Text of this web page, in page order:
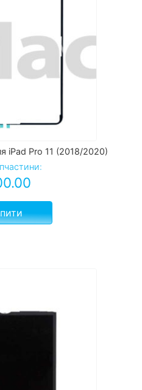
iPad Pro 11 (2018/2020)